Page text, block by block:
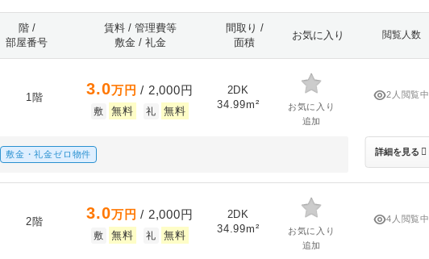
階 /
部屋番号
賃料 / 管理費等
敷金 / 礼金
間取り /
面積
お気に入り 閲覧人数
1階 3.0万円 / 2,000円
敷 無料 礼 無料
2DK
34.99m²
お気に入り
追加
敷金・礼金ゼロ物件
2人閲覧中
詳細を見る
2階 3.0万円 / 2,000円
敷 無料 礼 無料
2DK
34.99m²
お気に入り
追加
4人閲覧中